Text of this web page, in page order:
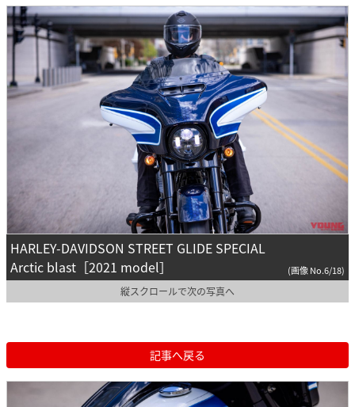
HARLEY-DAVIDSON STREET GLIDE SPECIAL
Arctic blast［2021 model］
(画像 No.6/18)
縦スクロールで次の写真へ
記事へ戻る